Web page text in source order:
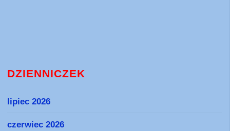
DZIENNICZEK
lipiec 2026
czerwiec 2026